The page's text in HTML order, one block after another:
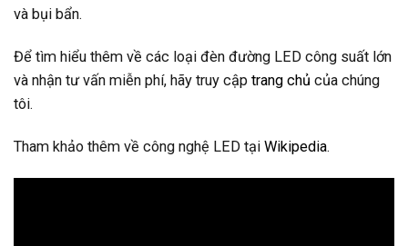
và bụi bẩn.
Để tìm hiểu thêm về các loại đèn đường LED công suất lớn
và nhận tư vấn miễn phí, hãy truy cập trang chủ của chúng
tôi.
Tham khảo thêm về công nghệ LED tại Wikipedia.